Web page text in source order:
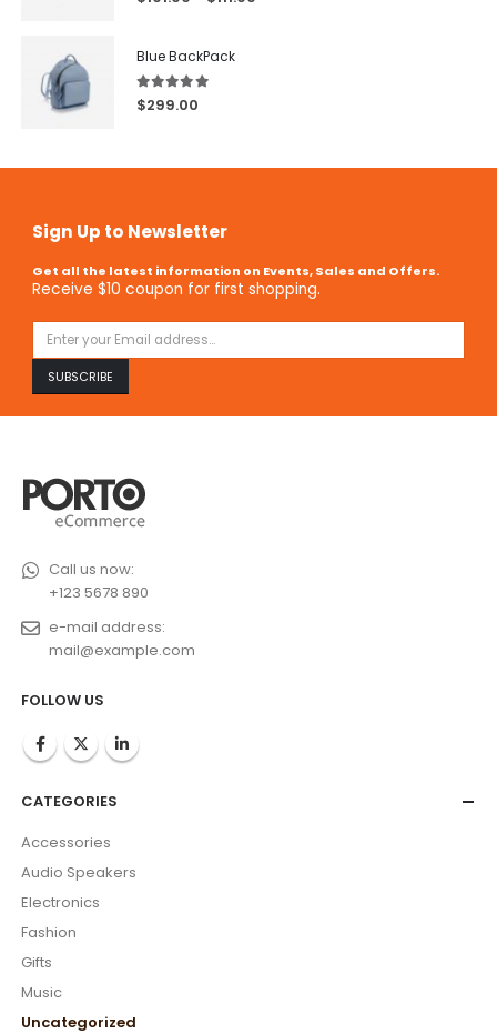
Blue BackPack
5.00out of 5
$299.00
Sign Up to Newsletter
Get all the latest information on Events, Sales and Offers.
Receive $10 coupon for first shopping.
Call us now:
+123 5678 890
e-mail address:
mail@example.com
FOLLOW US
CATEGORIES
Accessories
Audio Speakers
Electronics
Fashion
Gifts
Music
Uncategorized